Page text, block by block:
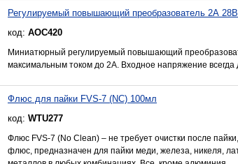
Регулируемый повышающий преобразователь 2А
код: AOC420
Миниатюрный регулируемый повышающий
максимальным током до 2А. Входное напряжение всегда
Флюс для пайки FVS-7 (NC) 100мл
код: WTU277
Флюс FVS-7 (No Clean) – не требует очистки после
флюс, предназначен для пайки меди, железа, никеля,